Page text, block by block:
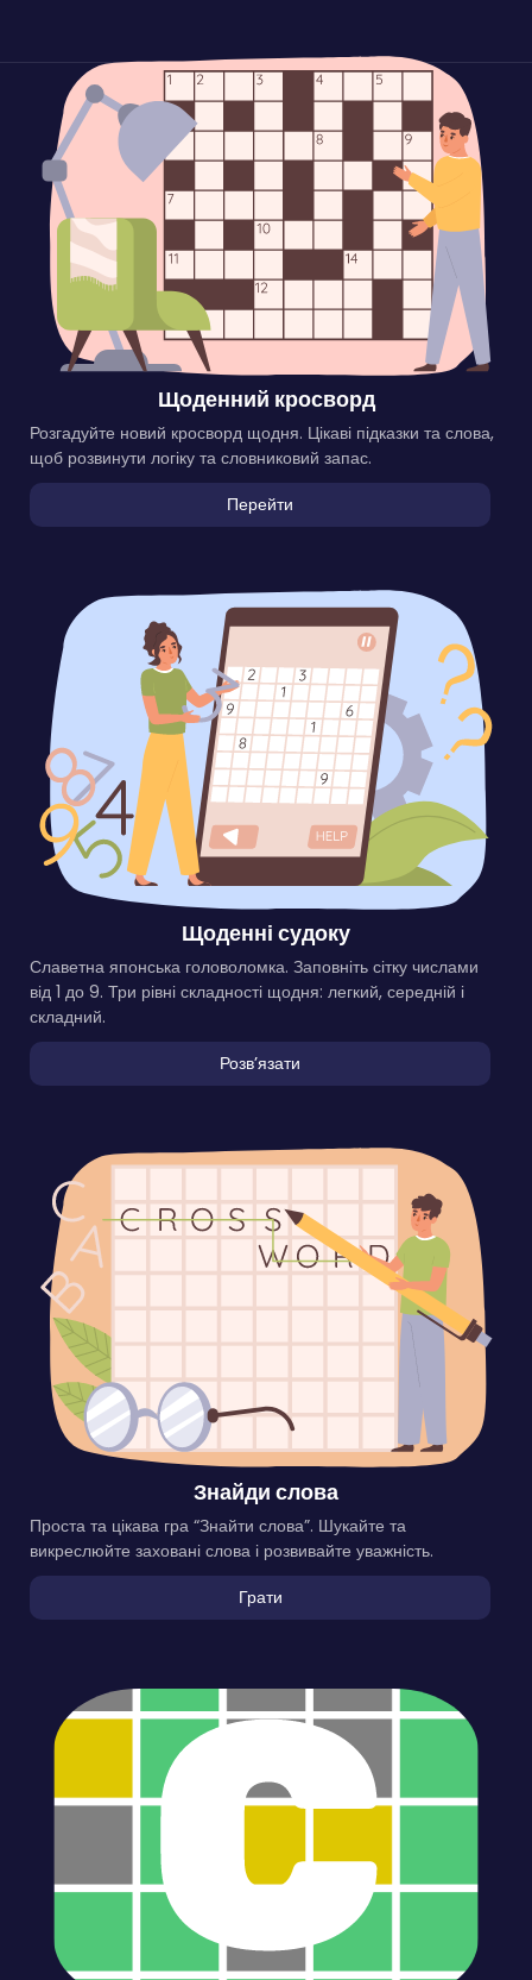
Щоденний кросворд
Розгадуйте новий кросворд щодня. Цікаві підказки та слова,
щоб розвинути логіку та словниковий запас.
Перейти
Щоденні судоку
Славетна японська головоломка. Заповніть сітку числами
від 1 до 9. Три рівні складності щодня: легкий, середній і
складний.
Розвʼязати
Знайди слова
Проста та цікава гра “Знайти слова”. Шукайте та
викреслюйте заховані слова і розвивайте уважність.
Грати